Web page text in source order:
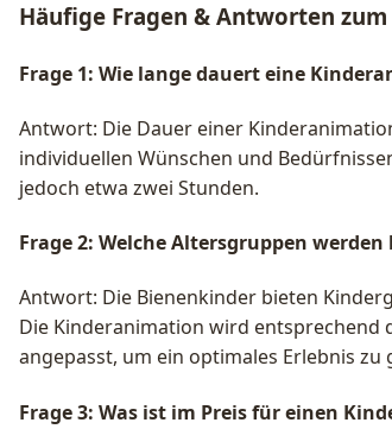
Häufige Fragen & Antworten zum
Frage 1: Wie lange dauert eine
Antwort: Die Dauer einer
individuellen Wünschen und
jedoch etwa zwei Stunden.
Frage 2: Welche Altersgruppen
Antwort: Die Bienenkinder bieten
Die Kinderanimation wird entsprechend
angepasst, um ein optimales Erlebnis zu
Frage 3: Was ist im Preis für einen